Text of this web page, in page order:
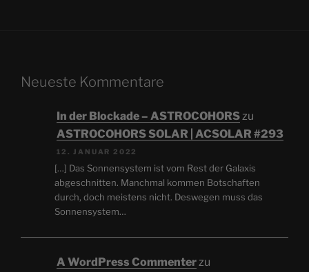
Neueste Kommentare
In der Blockade – ASTROCOHORS zu
ASTROCOHORS SOLAR | ACSOLAR #293
12. JANUAR 2022
[…] Das Sonnensystem ist vom Rest der Galaxis
abgeschnitten. Manchmal kommen Botschaften
durch, doch meistens nicht. Deswegen muss das
Sonnensystem…
A WordPress Commenter zu